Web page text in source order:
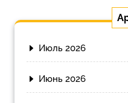
Июль 2026
Июнь 2026